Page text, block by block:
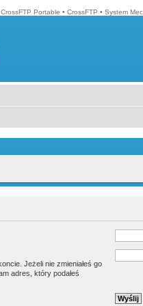
CrossFTP Portable • CrossFTP • System
Jeżeli nie zmieniałeś go
adres, który podałeś